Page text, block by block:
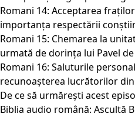
Romani 14: Acceptarea
importanța respectării
Romani 15: Chemarea la
urmată de dorința lui Pavel
Romani 16: Saluturile
recunoașterea lucrătorilor
De ce să urmărești acest
Biblia audio română: Ascultă